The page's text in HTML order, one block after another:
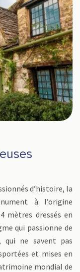
d’histoire, la
à l’origine
mètres dressés en
qui passionne de
qui ne savent pas
et mises en
mondial de